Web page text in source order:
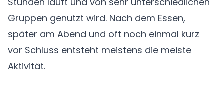
Gruppen genutzt wird. Nach dem Essen,
später am Abend und oft noch einmal kurz
vor Schluss entsteht meistens die meiste
Aktivität.